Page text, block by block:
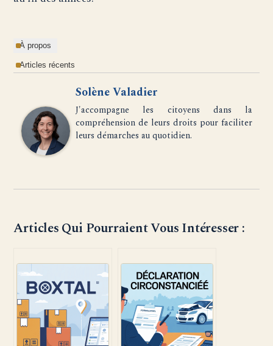
À propos
Articles récents
Solène Valadier
J'accompagne les citoyens dans la
compréhension de leurs droits pour faciliter
leurs démarches au quotidien.
Articles Qui Pourraient Vous Intéresser :